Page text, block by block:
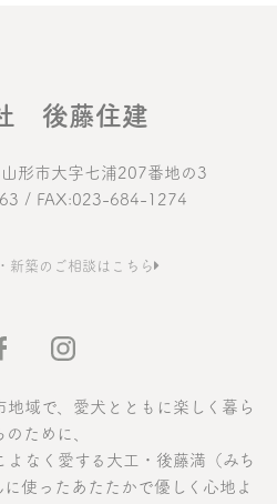
後藤住建
形市大字七浦207番地の3
/ FAX:023-684-1274
新築のご相談はこちら
域で、愛犬とともに楽しく暮ら
ために、
なく愛する大工・後藤満（みち
使ったあたたかで優しく心地よ